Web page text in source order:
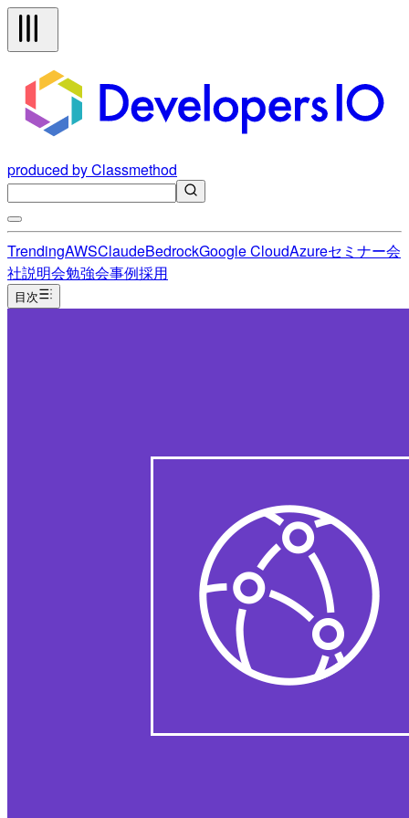
produced by Classmethod
TrendingAWSClaudeBedrockGoogle CloudAzureセミナー会
社説明会勉強会事例採用
目次